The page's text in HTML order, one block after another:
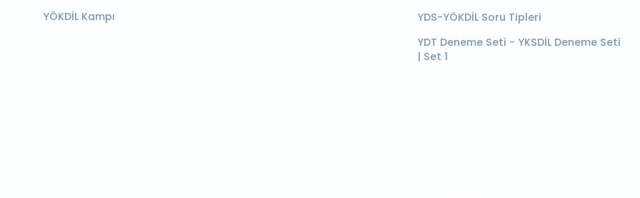
YÖKDİL Kampı
YDS-YÖKDİL Soru Tipleri
YDT Deneme Seti - YKSDİL Deneme Seti
| Set 1